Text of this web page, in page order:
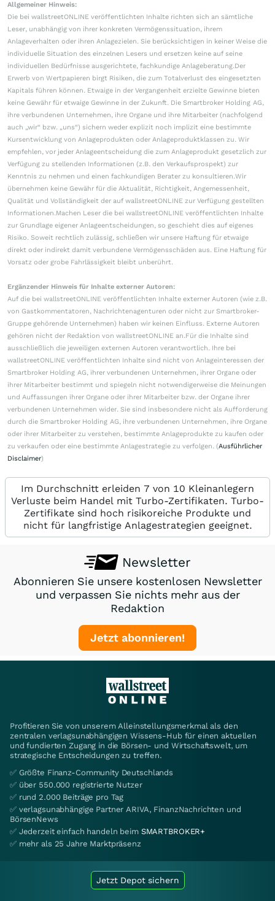
Allgemeiner Hinweis:
Die bei wallstreetONLINE veröffentlichten Inhalte richten sich an sämtliche
Leser, unabhängig von ihrer konkreten Vermögenssituation, ihrem
Anlageverhalten oder ihren Anlagezielen. Sie berücksichtigen in keiner Weise die
individuelle Situation des einzelnen Lesers und ersetzen keine auf seine
individuellen Bedürfnisse ausgerichtete, fachkundige Anlageberatung.Der
Erwerb von Wertpapieren birgt Risiken, die zum Totalverlust des eingesetzten
Kapitals führen können. Etwaige in der Vergangenheit erzielte Gewinne bieten
keine Gewähr für etwaige Gewinne in der Zukunft. Die Smartbroker Holding AG,
ihre verbundenen Unternehmen, ihre Organe und ihre Mitarbeiter (nachfolgend
auch „wir“ bzw. „uns“) sichern weder explizit noch implizit eine bestimmte
Kursentwicklung von Anlageprodukten oder Anlageproduktklassen zu. Wir
empfehlen, vor jeder Anlageentscheidung die zum Anlageprodukt gesetzlich zur
Verfügung zu stellenden Informationen (z.B. den Verkaufsprospekt) zur
Kenntnis zu nehmen und einen fachkundigen Berater zu konsultieren.Wir
übernehmen keine Gewähr für die Aktualität, Richtigkeit, Angemessenheit,
Qualität und Vollständigkeit der auf wallstreetONLINE zur Verfügung gestellten
Informationen.Machen Leser die bei wallstreetONLINE veröffentlichten Inhalte
zur Grundlage eigener Anlageentscheidungen, so geschieht dies auf eigenes
Risiko. Soweit rechtlich zulässig, schließen wir unsere Haftung für etwaige
direkt oder indirekt damit verbundene Vermögensschäden aus. Eine Haftung für
Vorsatz oder grobe Fahrlässigkeit bleibt unberührt.
Ergänzender Hinweis für Inhalte externer Autoren:
Auf die bei wallstreetONLINE veröffentlichten Inhalte externer Autoren (wie z.B.
von Gastkommentatoren, Nachrichtenagenturen oder nicht zur Smartbroker-
Gruppe gehörende Unternehmen) haben wir keinen Einfluss. Externe Autoren
gehören nicht der Redaktion von wallstreetONLINE an.Für die Inhalte sind
ausschließlich die jeweiligen externen Autoren verantwortlich. Ihre bei
wallstreetONLINE veröffentlichten Inhalte sind nicht von Anlageinteressen der
Smartbroker Holding AG, ihrer verbundenen Unternehmen, ihrer Organe oder
ihrer Mitarbeiter bestimmt und spiegeln nicht notwendigerweise die Meinungen
und Auffassungen ihrer Organe oder ihrer Mitarbeiter bzw. der Organe ihrer
verbundenen Unternehmen wider. Sie sind insbesondere nicht als Aufforderung
durch die Smartbroker Holding AG, ihre verbundenen Unternehmen, ihre Organe
oder ihrer Mitarbeiter zu verstehen, bestimmte Anlageprodukte zu kaufen oder
zu verkaufen oder eine bestimmte Anlagestrategie zu verfolgen. (Ausführlicher
Disclaimer)
Im Durchschnitt erleiden 7 von 10 Kleinanlegern
Verluste beim Handel mit Turbo-Zertifikaten. Turbo-
Zertifikate sind hoch risikoreiche Produkte und
nicht für langfristige Anlagestrategien geeignet.
Newsletter
Abonnieren Sie unsere kostenlosen Newsletter
und verpassen Sie nichts mehr aus der
Redaktion
Jetzt abonnieren!
Profitieren Sie von unserem Alleinstellungsmerkmal als den
zentralen verlagsunabhängigen Wissens-Hub für einen aktuellen
und fundierten Zugang in die Börsen- und Wirtschaftswelt, um
strategische Entscheidungen zu treffen.
✅ Größte Finanz-Community Deutschlands
✅ über 550.000 registrierte Nutzer
✅ rund 2.000 Beiträge pro Tag
✅ verlagsunabhängige Partner ARIVA, FinanzNachrichten und
BörsenNews
✅ Jederzeit einfach handeln beim SMARTBROKER+
✅ mehr als 25 Jahre Marktpräsenz
Jetzt Depot sichern